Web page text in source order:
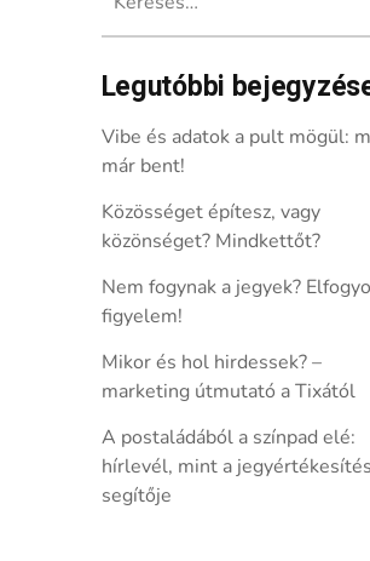
Legutóbbi
Vibe és adatok a pult mögül:
már bent!
Közösséget építesz, vagy
közönséget? Mindkettőt?
Nem fogynak a jegyek?
figyelem!
Mikor és hol hirdessek? –
marketing útmutató a Tixától
A postaládából a színpad elé:
hírlevél, mint a jegyértékesítés
segítője